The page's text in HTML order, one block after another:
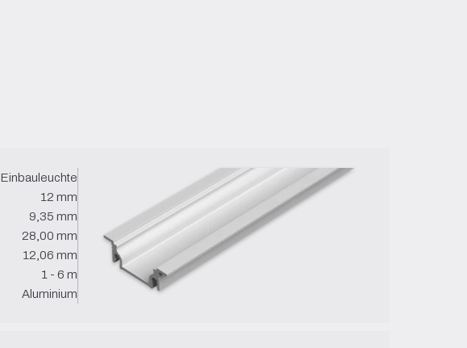
Einbauleuchte
12 mm
9,35 mm
28,00 mm
12,06 mm
1 - 6 m
Aluminium